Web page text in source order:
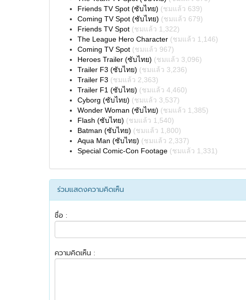
Friends TV Spot (ซับไทย) (ชมแล้ว 639)
Coming TV Spot (ซับไทย) (ชมแล้ว 679)
Friends TV Spot (ชมแล้ว 1,322)
The League Hero Character (ชมแล้ว 1,146)
Coming TV Spot (ชมแล้ว 967)
Heroes Trailer (ซับไทย) (ชมแล้ว 3,096)
Trailer F3 (ซับไทย) (ชมแล้ว 3,236)
Trailer F3 (ชมแล้ว 2,363)
Trailer F1 (ซับไทย) (ชมแล้ว 4,460)
Cyborg (ซับไทย) (ชมแล้ว 3,537)
Wonder Woman (ซับไทย) (ชมแล้ว 1,385)
Flash (ซับไทย) (ชมแล้ว 1,540)
Batman (ซับไทย) (ชมแล้ว 1,800)
Aqua Man (ซับไทย) (ชมแล้ว 2,337)
Special Comic-Con Footage (ชมแล้ว 1,331)
ร่วมแสดงความคิดเห็น
ชื่อ :
ความคิดเห็น :